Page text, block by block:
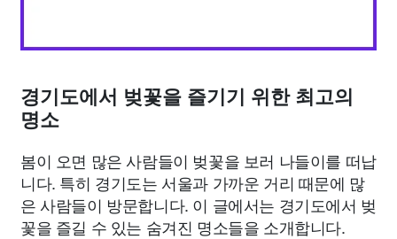
경기도에서 벚꽃을 즐기기 위한 최고의
명소
봄이 오면 많은 사람들이 벚꽃을 보러 나들이를 떠납
니다. 특히 경기도는 서울과 가까운 거리 때문에 많
은 사람들이 방문합니다. 이 글에서는 경기도에서 벚
꽃을 즐길 수 있는 숨겨진 명소들을 소개합니다.